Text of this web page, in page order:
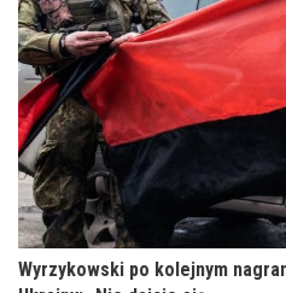
Wyrzykowski po kolejnym